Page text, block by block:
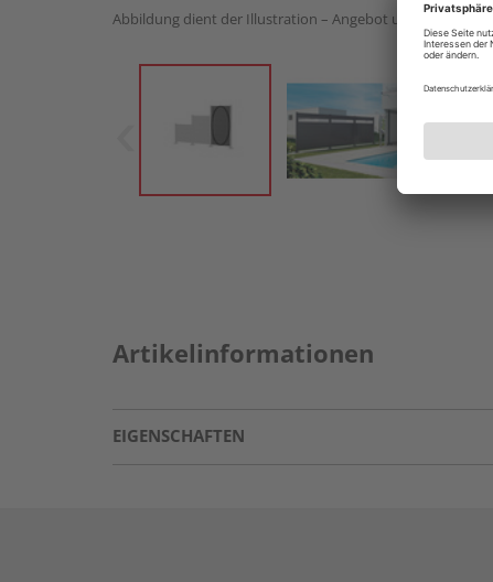
Abbildung dient der Illustration – Angebot umfasst 1 Stück.
Artikelinformationen
EIGENSCHAFTEN